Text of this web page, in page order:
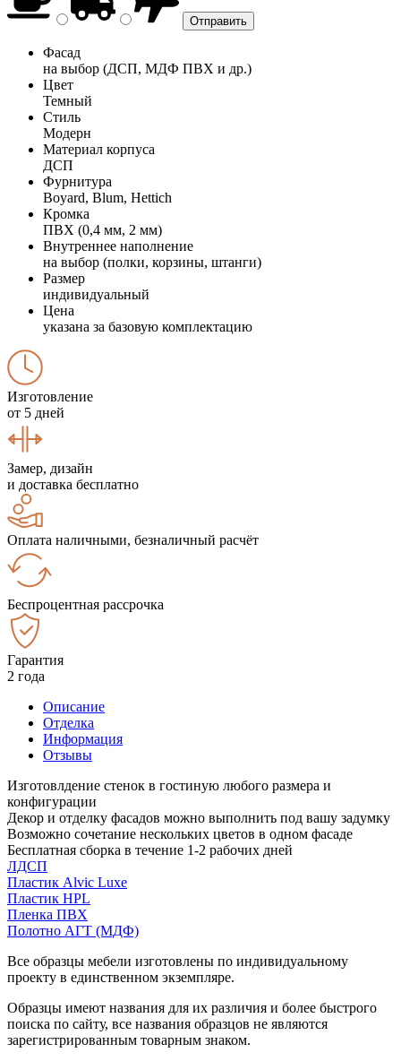
Фасад
на выбор (ДСП, МДФ ПВХ и др.)
Цвет
Темный
Стиль
Модерн
Материал корпуса
ДСП
Фурнитура
Boyard, Blum, Hettich
Кромка
ПВХ (0,4 мм, 2 мм)
Внутреннее наполнение
на выбор (полки, корзины, штанги)
Размер
индивидуальный
Цена
указана за базовую комплектацию
Изготовление
от 5 дней
Замер, дизайн
и доставка бесплатно
Оплата наличными, безналичный расчёт
Беспроцентная рассрочка
Гарантия
2 года
Описание
Отделка
Информация
Отзывы
Изготовлдение стенок в гостиную любого размера и
конфигурации
Декор и отделку фасадов можно выполнить под вашу задумку
Возможно сочетание нескольких цветов в одном фасаде
Бесплатная сборка в течение 1-2 рабочих дней
ЛДСП
Пластик Alvic Luxe
Пластик HPL
Пленка ПВХ
Полотно АГТ (МДФ)
Все образцы мебели изготовлены по индивидуальному
проекту в единственном экземпляре.
Образцы имеют названия для их различия и более быстрого
поиска по сайту, все названия образцов не являются
зарегистрированным товарным знаком.